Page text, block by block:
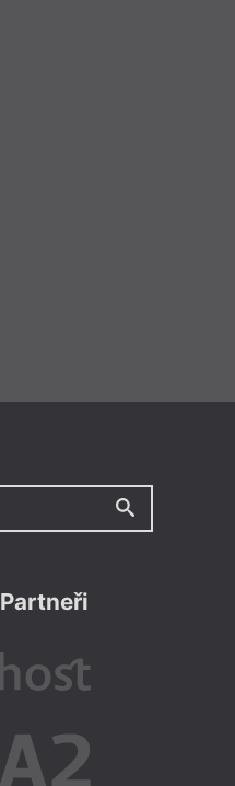
Partneři